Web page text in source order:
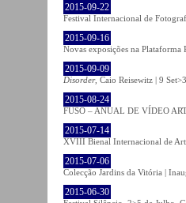
2015-09-22
Festival Internacional de
2015-09-16
Novas exposições na
2015-09-09
Disorder, Caio Reisewitz | 9
2015-08-24
FUSO – ANUAL DE VÍDEO
2015-07-14
XVIII Bienal Internacional de
2015-07-06
Colecção Jardins da Vitória |
2015-06-30